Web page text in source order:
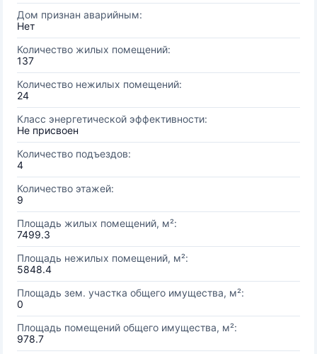
Дом признан аварийным:
Нет
Количество жилых помещений:
137
Количество нежилых помещений:
24
Класс энергетической эффективности:
Не присвоен
Количество подъездов:
4
Количество этажей:
9
Площадь жилых помещений, м²:
7499.3
Площадь нежилых помещений, м²:
5848.4
Площадь зем. участка общего имущества, м²:
0
Площадь помещений общего имущества, м²:
978.7